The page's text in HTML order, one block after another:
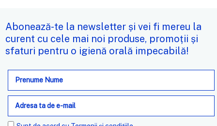
Abonează-te la newsletter și vei fi mereu la
curent cu cele mai noi produse, promoții și
sfaturi pentru o igienă orală impecabilă!
Adresa
e-
mail